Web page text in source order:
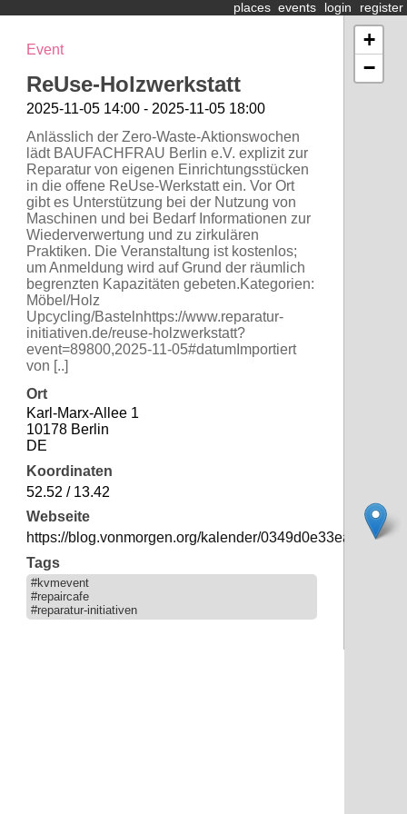
places events login register
Event
ReUse-Holzwerkstatt
2025-11-05 14:00 - 2025-11-05 18:00
Anlässlich der Zero-Waste-Aktionswochen
lädt BAUFACHFRAU Berlin e.V. explizit zur
Reparatur von eigenen Einrichtungsstücken
in die offene ReUse-Werkstatt ein. Vor Ort
gibt es Unterstützung bei der Nutzung von
Maschinen und bei Bedarf Informationen zur
Wiederverwertung und zu zirkulären
Praktiken. Die Veranstaltung ist kostenlos;
um Anmeldung wird auf Grund der räumlich
begrenzten Kapazitäten gebeten.Kategorien:
Möbel/Holz
Upcycling/Bastelnhttps://www.reparatur-
initiativen.de/reuse-holzwerkstatt?
event=89800,2025-11-05#datumImportiert
von [..]
Ort
Karl-Marx-Allee 1
10178 Berlin
DE
Koordinaten
52.52 / 13.42
Webseite
https://blog.vonmorgen.org/kalender/
Tags
#kvmevent
#repaircafe
#reparatur-initiativen
+
−